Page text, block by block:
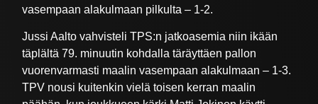
vasempaan alakulmaan pilkulta – 1-2.
Jussi Aalto vahvisteli TPS:n jatkoasemia niin ikään
täplältä 79. minuutin kohdalla täräyttäen pallon
vuorenvarmasti maalin vasempaan alakulmaan – 1-3.
TPV nousi kuitenkin vielä toisen kerran maalin